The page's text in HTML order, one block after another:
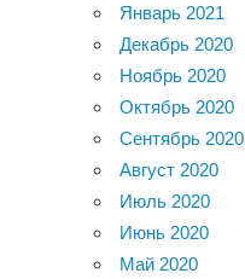
Январь 2021
Декабрь 2020
Ноябрь 2020
Октябрь 2020
Сентябрь 2020
Август 2020
Июль 2020
Июнь 2020
Май 2020